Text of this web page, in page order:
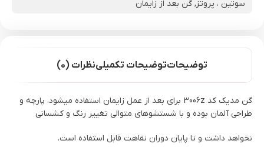
سوتین ، پروتز, گن بعد از زایمان
توضیحاتتوضیحات تکمیلینظرات (0)
گن مدیک کد 3006z برای بعد از عمل زایمان استفاده میشود، پارچه و
طراحی آلمان بوده و با شستشوهای متوالی تغییر رنگ و کشسانی
نخواهد داشت و تا پایان دوران نقاهت قابل استفاده است.